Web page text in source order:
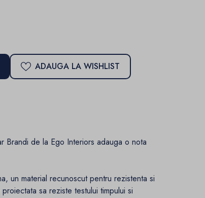
ADAUGA LA WISHLIST
Brandi de la Ego Interiors adauga o nota
un material recunoscut pentru rezistenta si
sa reziste testului timpului si